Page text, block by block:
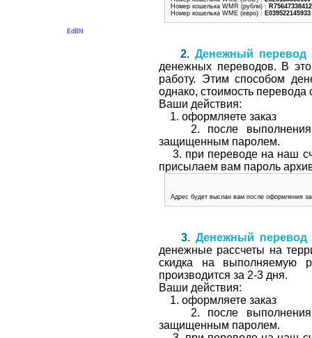
EdBN
Номер кошелька WMR (рубли) :
Номер кошелька WME (евро) : E039522145933
2. Денежный перевод
денежных переводов. В
работу. Этим способом
однако, стоимость перевода
Ваши действия:
1. оформляете заказ
2. после выполнения
защищенным паролем.
3. при переводе на наш
присылаем вам пароль
Адрес будет выслан вам после оформления
3. Денежный перевод
денежные рассчеты на
скидка на выполняемую
производится за 2-3 дня.
Ваши действия:
1. оформляете заказ
2. после выполнения
защищенным паролем.